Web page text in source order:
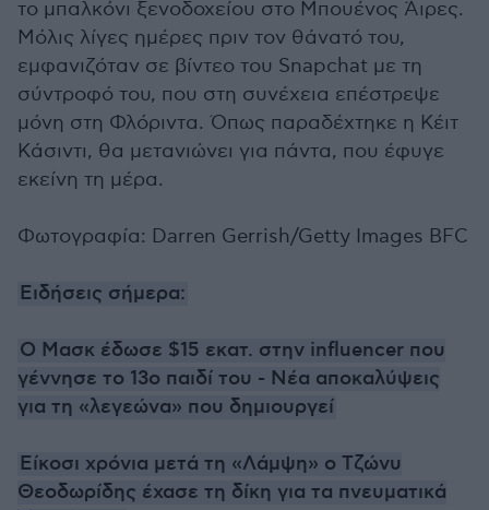
το μπαλκόνι ξενοδοχείου στο Μπουένος Άιρες.
Μόλις λίγες ημέρες πριν τον θάνατό του,
εμφανιζόταν σε βίντεο του Snapchat με τη
σύντροφό του, που στη συνέχεια επέστρεψε
μόνη στη Φλόριντα. Όπως παραδέχτηκε η Κέιτ
Κάσιντι, θα μετανιώνει για πάντα, που έφυγε
εκείνη τη μέρα.
Φωτογραφία: Darren Gerrish/Getty Images BFC
Ειδήσεις σήμερα:
Ο Μασκ έδωσε $15 εκατ. στην influencer που
γέννησε το 13ο παιδί του - Νέα αποκαλύψεις
για τη «λεγεώνα» που δημιουργεί
Είκοσι χρόνια μετά τη «Λάμψη» ο Τζώνυ
Θεοδωρίδης έχασε τη δίκη για τα πνευματικά